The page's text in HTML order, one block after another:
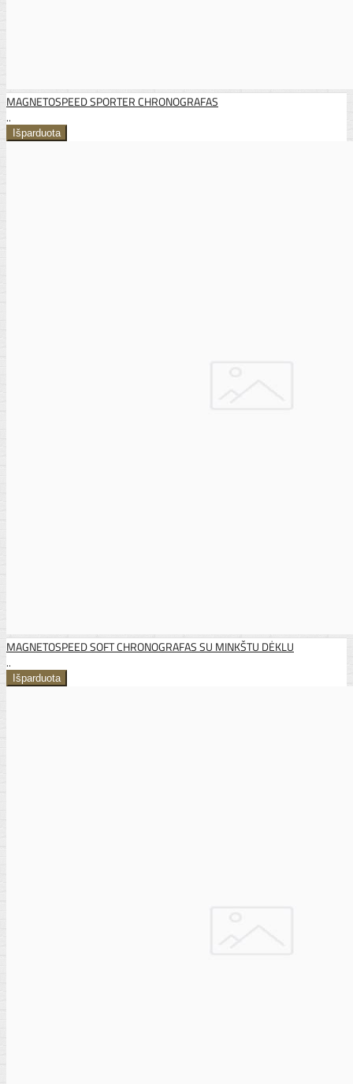
MAGNETOSPEED SPORTER CHRONOGRAFAS
..
MAGNETOSPEED SOFT CHRONOGRAFAS SU MINKŠTU DĖKLU
..